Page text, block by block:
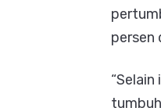
persen